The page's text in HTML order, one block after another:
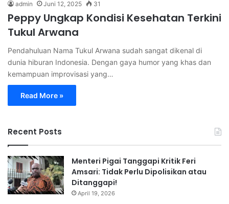
admin Juni 12, 2025 31
Peppy Ungkap Kondisi Kesehatan Terkini
Tukul Arwana
Pendahuluan Nama Tukul Arwana sudah sangat dikenal di
dunia hiburan Indonesia. Dengan gaya humor yang khas dan
kemampuan improvisasi yang…
Read More »
Recent Posts
Menteri Pigai Tanggapi Kritik Feri
Amsari: Tidak Perlu Dipolisikan atau
Ditanggapi!
April 19, 2026